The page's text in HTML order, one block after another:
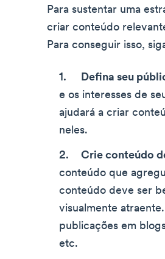
Para sustentar uma
criar conteúdo
Para conseguir isso,
Defina seu
e os interesses de
ajudará a criar
neles.
Crie conteúdo
conteúdo que
conteúdo deve ser
visualmente
publicações em
etc.